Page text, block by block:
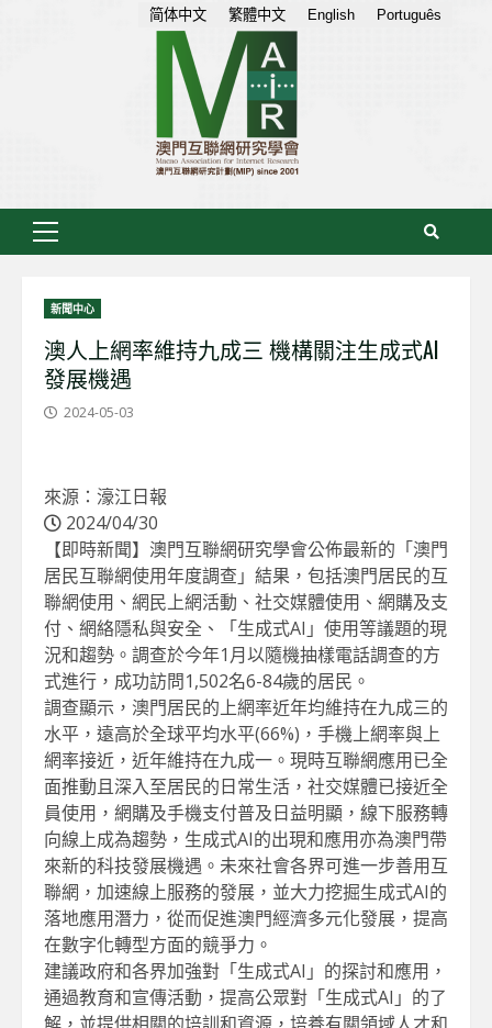
Primary
新聞中心
澳人上網率維持九成三 機構關注生成式AI
發展機遇
2024-05-03
來源：濠江日報
2024/04/30
【即時新聞】澳門互聯網研究學會公佈最新的「澳門
居民互聯網使用年度調查」結果，包括澳門居民的互
聯網使用、網民上網活動、社交媒體使用、網購及支
付、網絡隱私與安全、「生成式AI」使用等議題的現
況和趨勢。調查於今年1月以隨機抽樣電話調查的方
式進行，成功訪問1,502名6-84歲的居民。
調查顯示，澳門居民的上網率近年均維持在九成三的
水平，遠高於全球平均水平(66%)，手機上網率與上
網率接近，近年維持在九成一。現時互聯網應用已全
面推動且深入至居民的日常生活，社交媒體已接近全
員使用，網購及手機支付普及日益明顯，線下服務轉
向線上成為趨勢，生成式AI的出現和應用亦為澳門帶
來新的科技發展機遇。未來社會各界可進一步善用互
聯網，加速線上服務的發展，並大力挖掘生成式AI的
落地應用潛力，從而促進澳門經濟多元化發展，提高
在數字化轉型方面的競爭力。
建議政府和各界加強對「生成式AI」的探討和應用，
通過教育和宣傳活動，提高公眾對「生成式AI」的了
简体中文 繁體中文 English Português